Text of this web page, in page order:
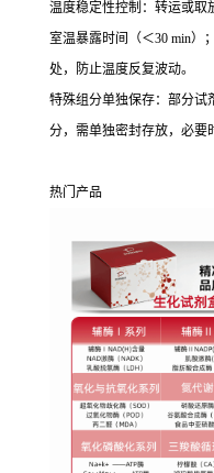
温度稳定性控制：转运或取
室温暴露时间（＜30 min）
处，防止温度反复波动。
特殊组分单独保存：部分试
分，需单独密封存放，必要
热门产品